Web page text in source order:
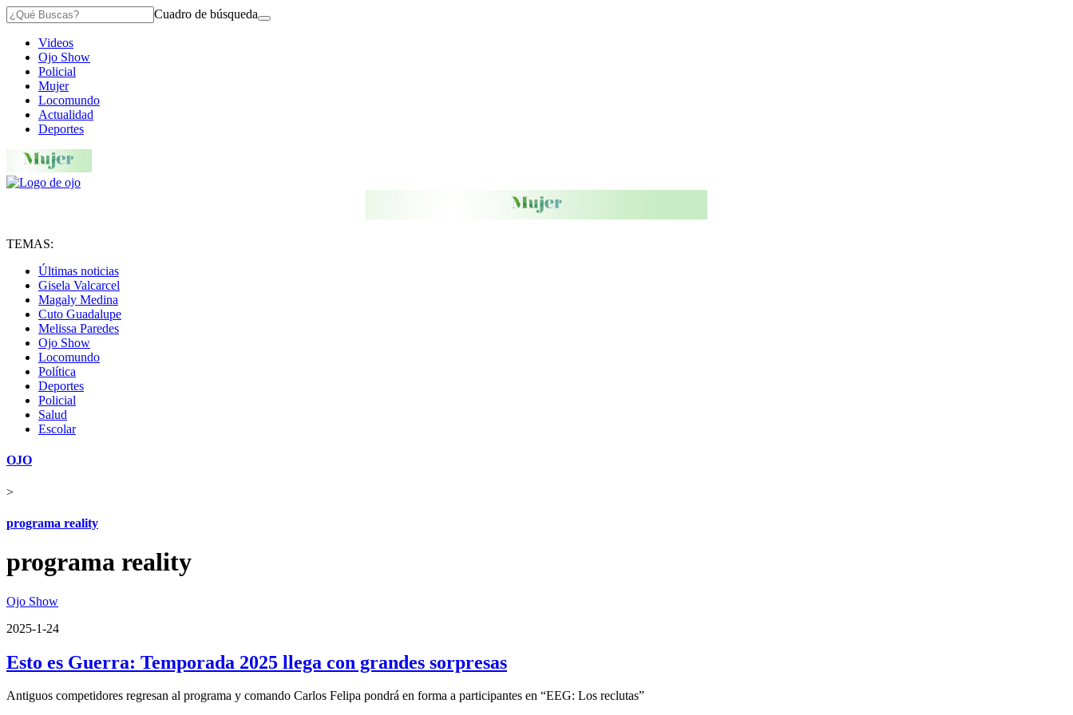
Cuadro de búsqueda
Videos
Ojo Show
Policial
Mujer
Locomundo
Actualidad
Deportes
TEMAS:
Últimas noticias
Gisela Valcarcel
Magaly Medina
Cuto Guadalupe
Melissa Paredes
Ojo Show
Locomundo
Política
Deportes
Policial
Salud
Escolar
OJO
>
programa reality
programa reality
Ojo Show
2025-1-24
Esto es Guerra: Temporada 2025 llega con grandes sorpresas
Antiguos competidores regresan al programa y comando Carlos Felipa pondrá en forma a participantes en “EEG: Los reclutas”